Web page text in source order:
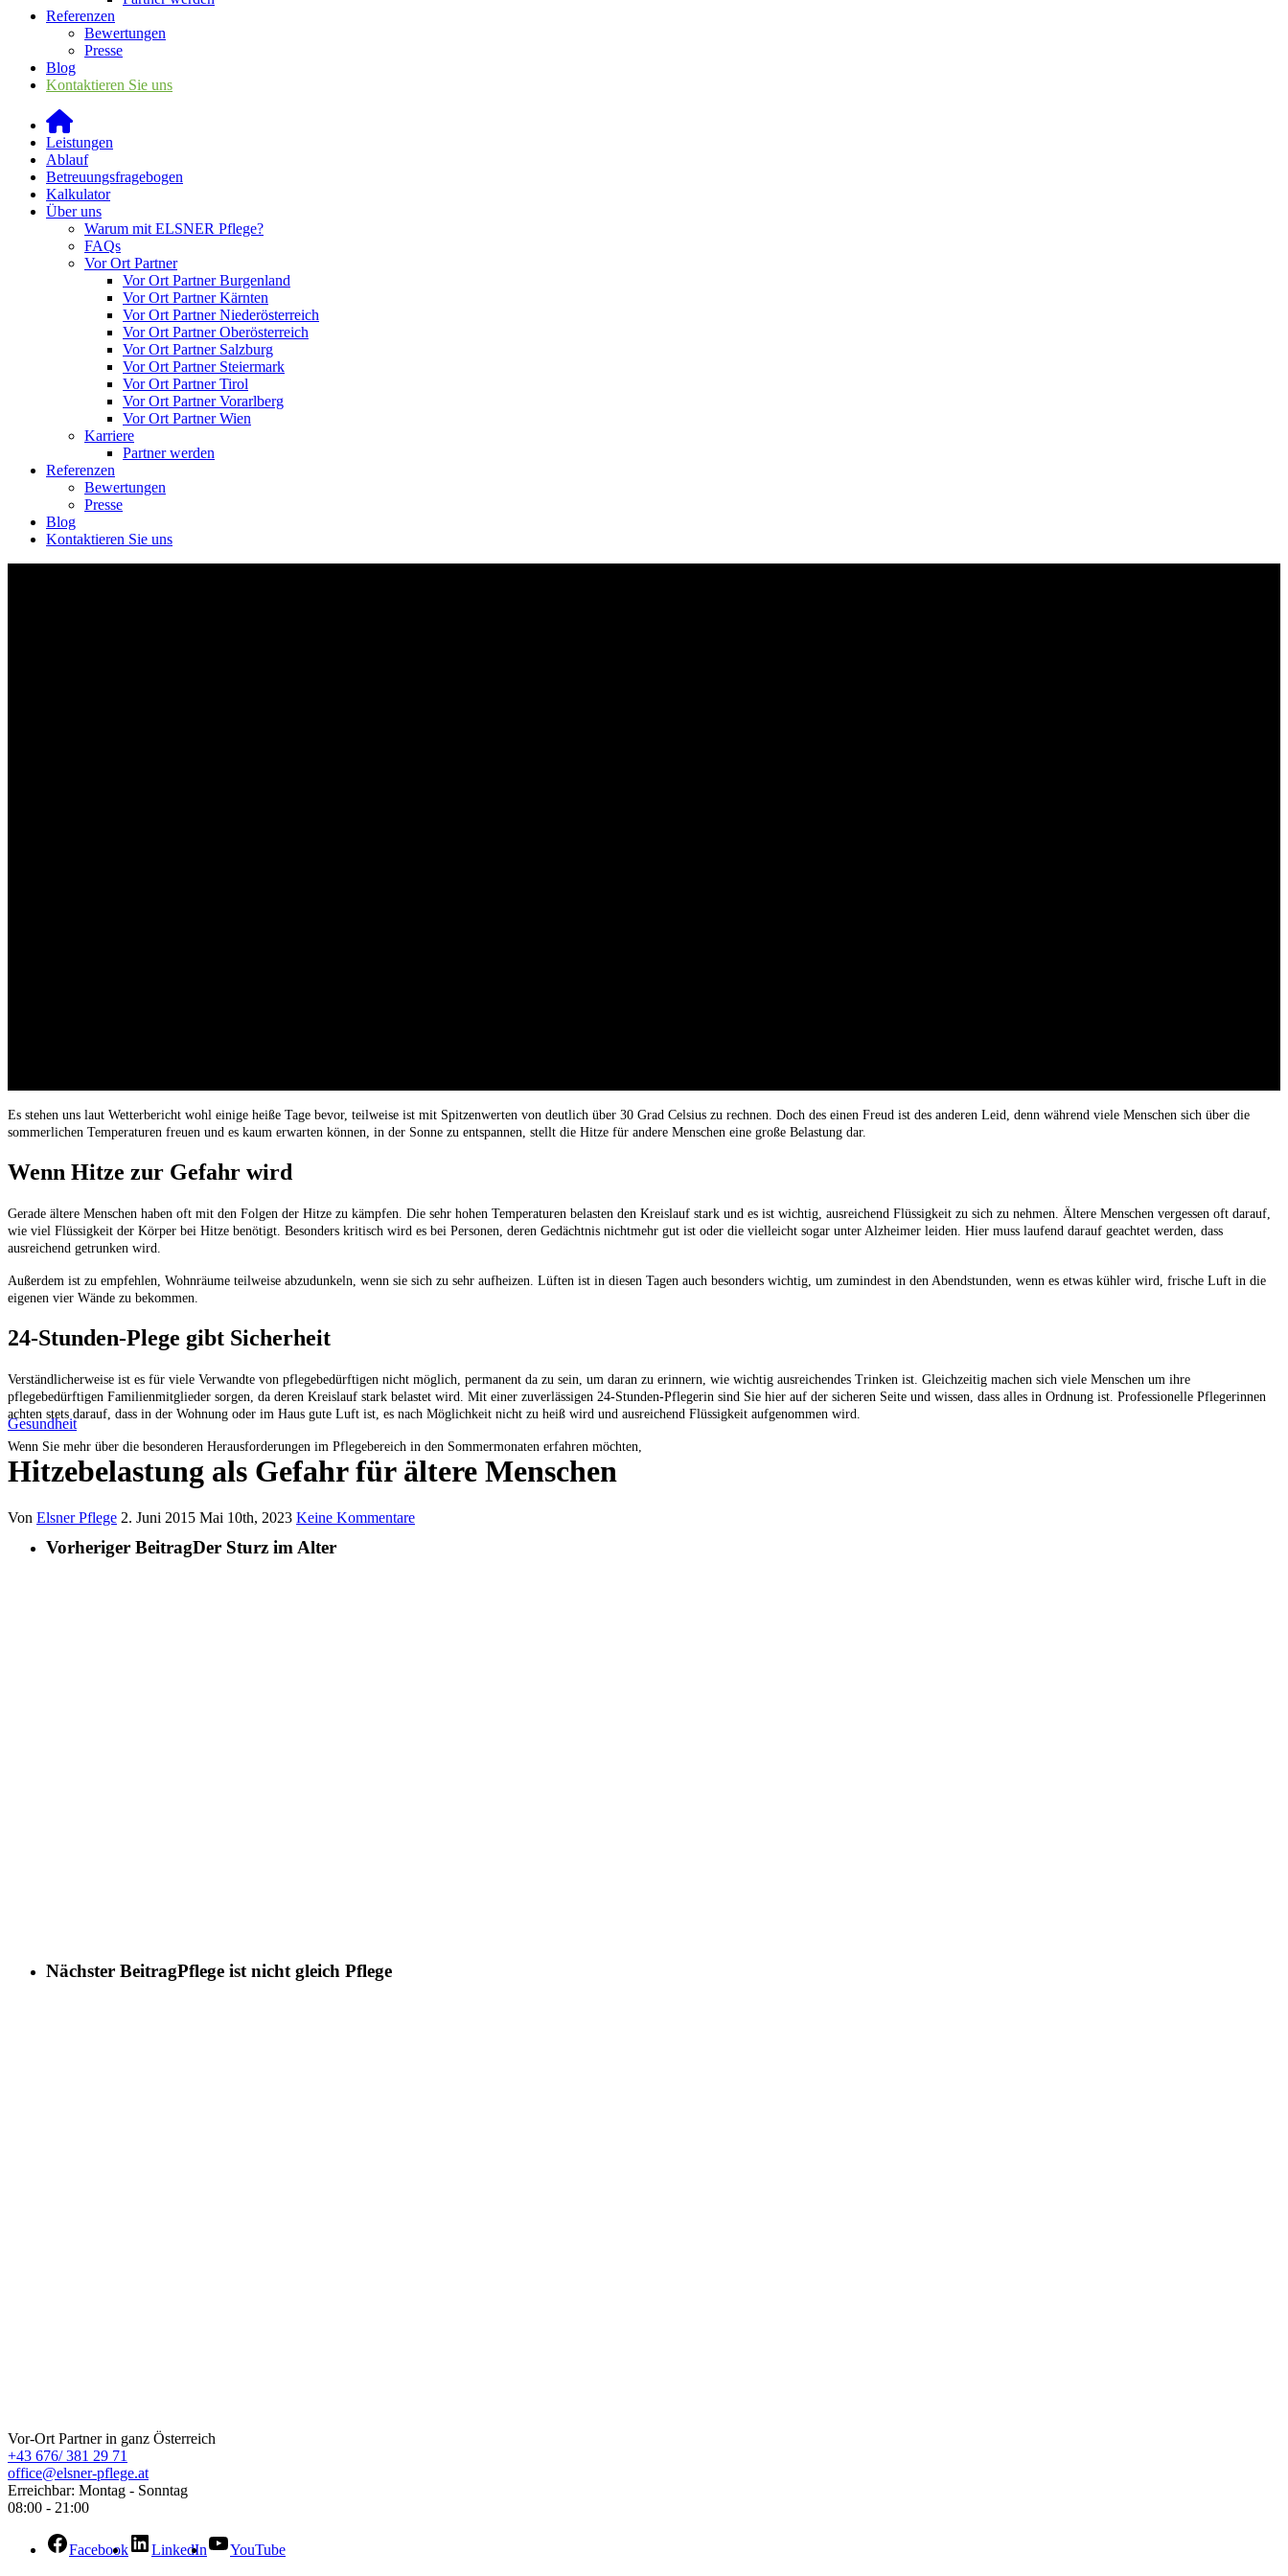
Referenzen
Bewertungen
Presse
Blog
Kontaktieren Sie uns
Leistungen
Ablauf
Betreuungsfragebogen
Kalkulator
Über uns
Warum mit ELSNER Pflege?
FAQs
Vor Ort Partner
Vor Ort Partner Burgenland
Vor Ort Partner Kärnten
Vor Ort Partner Niederösterreich
Vor Ort Partner Oberösterreich
Vor Ort Partner Salzburg
Vor Ort Partner Steiermark
Vor Ort Partner Tirol
Vor Ort Partner Vorarlberg
Vor Ort Partner Wien
Karriere
Partner werden
Referenzen
Bewertungen
Presse
Blog
Kontaktieren Sie uns
Gesundheit
Hitzebelastung als Gefahr für ältere Menschen
Von Elsner Pflege 2. Juni 2015 Mai 10th, 2023 Keine Kommentare
Es stehen uns laut Wetterbericht wohl einige heiße Tage bevor, teilweise ist mit Spitzenwerten von deutlich über 30 Grad Celsius zu rechnen. Doch des einen Freud ist des anderen Leid, denn während viele Menschen sich über die
sommerlichen Temperaturen freuen und es kaum erwarten können, in der Sonne zu entspannen, stellt die Hitze für andere Menschen eine große Belastung dar.
Wenn Hitze zur Gefahr wird
Gerade ältere Menschen haben oft mit den Folgen der Hitze zu kämpfen. Die sehr hohen Temperaturen belasten den Kreislauf stark und es ist wichtig, ausreichend Flüssigkeit zu sich zu nehmen. Ältere Menschen vergessen oft darauf,
wie viel Flüssigkeit der Körper bei Hitze benötigt. Besonders kritisch wird es bei Personen, deren Gedächtnis nichtmehr gut ist oder die vielleicht sogar unter Alzheimer leiden. Hier muss laufend darauf geachtet werden, dass
ausreichend getrunken wird.
Außerdem ist zu empfehlen, Wohnräume teilweise abzudunkeln, wenn sie sich zu sehr aufheizen. Lüften ist in diesen Tagen auch besonders wichtig, um zumindest in den Abendstunden, wenn es etwas kühler wird, frische Luft in die
eigenen vier Wände zu bekommen.
24-Stunden-Plege gibt Sicherheit
Verständlicherweise ist es für viele Verwandte von pflegebedürftigen nicht möglich, permanent da zu sein, um daran zu erinnern, wie wichtig ausreichendes Trinken ist. Gleichzeitig machen sich viele Menschen um ihre
pflegebedürftigen Familienmitglieder sorgen, da deren Kreislauf stark belastet wird. Mit einer zuverlässigen 24-Stunden-Pflegerin sind Sie hier auf der sicheren Seite und wissen, dass alles in Ordnung ist. Professionelle Pflegerinnen
achten stets darauf, dass in der Wohnung oder im Haus gute Luft ist, es nach Möglichkeit nicht zu heiß wird und ausreichend Flüssigkeit aufgenommen wird.
Wenn Sie mehr über die besonderen Herausforderungen im Pflegebereich in den Sommermonaten erfahren möchten,
Vorheriger BeitragDer Sturz im Alter
Nächster BeitragPflege ist nicht gleich Pflege
Vor-Ort Partner in ganz Österreich
+43 676/ 381 29 71
office@elsner-pflege.at
Erreichbar: Montag - Sonntag
08:00 - 21:00
Facebook LinkedIn
YouTube